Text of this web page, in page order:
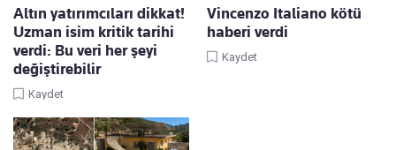
Altın yatırımcıları dikkat!
Uzman isim kritik tarihi
verdi: Bu veri her şeyi
değiştirebilir
Kaydet
Vincenzo Italiano kötü
haberi verdi
Kaydet